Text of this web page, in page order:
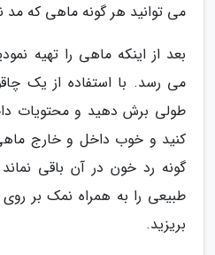
می توانید هر گونه ماهی که مد
بعد از اینکه ماهی را تهیه
می رسد. با استفاده از یک
طولی برش دهید و محتویات
کنید و خوب داخل و خارج
گونه رد خون در آن باقی نماند
طبیعی را به همراه نمک بر
بریزید.